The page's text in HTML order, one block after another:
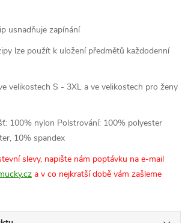
usnadňuje zapínání
lze použít k uložení předmětů každodenní
velikostech S - 3XL a ve velikostech pro ženy
100% nylon Polstrování: 100% polyester
10% spandex
slevy, napište nám poptávku na e-mail
a v co nejkratší době vám zašleme